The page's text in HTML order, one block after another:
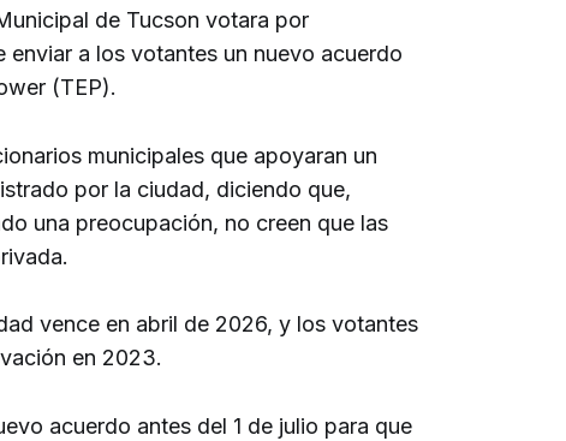
de Tucson votara por
a los votantes un nuevo acuerdo
(TEP).
municipales que apoyaran un
por la ciudad, diciendo que,
una preocupación, no creen que las
vence en abril de 2026, y los votantes
en 2023.
acuerdo antes del 1 de julio para que